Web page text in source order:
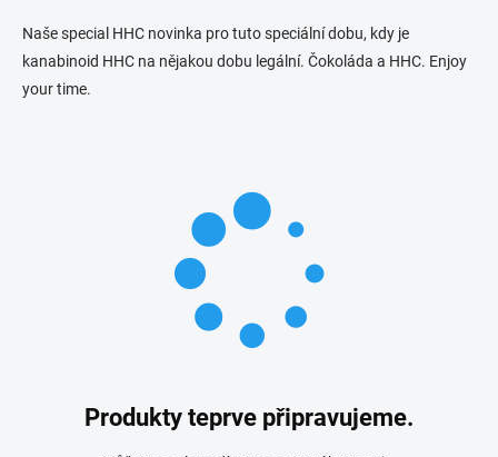
Naše special HHC novinka pro tuto speciální dobu, kdy je
kanabinoid HHC na nějakou dobu legální. Čokoláda a HHC. Enjoy
your time.
Produkty teprve připravujeme.